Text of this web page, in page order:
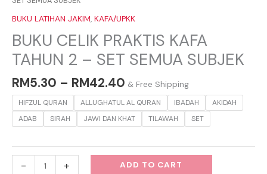
BUKU LATIHAN JAKIM, KAFA/UPKK
BUKU CELIK PRAKTIS KAFA
TAHUN 2 – SET SEMUA SUBJEK
RM5.30 – RM42.40 & Free Shipping
HIFZUL QURAN ALLUGHATUL AL QURAN IBADAH
AKIDAH
ADAB
SIRAH JAWI DAN KHAT TILAWAH SET
- + ADD TO CART